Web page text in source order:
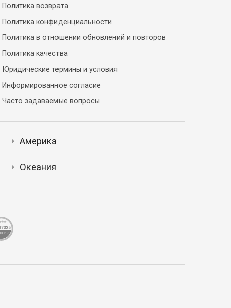
Политика возврата
Политика конфиденциальности
Политика в отношении обновлений и повторов
Политика качества
Юридические термины и условия
Информированное согласие
Часто задаваемые вопросы
Америка
Океания